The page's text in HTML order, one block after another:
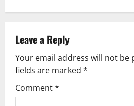
a
v
i
g
a
Leave a Reply
Your email address will not be
fields are marked *
Comment*